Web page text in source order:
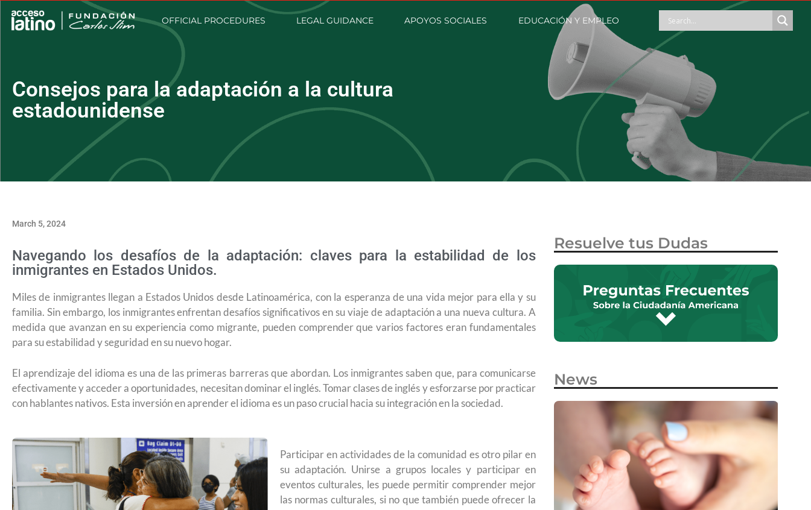
OFFICIAL PROCEDURES LEGAL GUIDANCE APOYOS SOCIALES EDUCACIÓN Y EMPLEO
Consejos para la adaptación a la cultura
estadounidense
March 5, 2024
Navegando los desafíos de la adaptación: claves para la estabilidad de los
inmigrantes en Estados Unidos.
Miles de inmigrantes llegan a Estados Unidos desde Latinoamérica, con la esperanza de una vida mejor para ella y su
familia. Sin embargo, los inmigrantes enfrentan desafíos significativos en su viaje de adaptación a una nueva cultura. A
medida que avanzan en su experiencia como migrante, pueden comprender que varios factores eran fundamentales
para su estabilidad y seguridad en su nuevo hogar.
El aprendizaje del idioma es una de las primeras barreras que abordan. Los inmigrantes saben que, para comunicarse
efectivamente y acceder a oportunidades, necesitan dominar el inglés. Tomar clases de inglés y esforzarse por practicar
con hablantes nativos. Esta inversión en aprender el idioma es un paso crucial hacia su integración en la sociedad.
Participar en actividades de la comunidad es otro pilar en
su adaptación. Unirse a grupos locales y participar en
eventos culturales, les puede permitir comprender mejor
las normas culturales, si no que también puede ofrecer la
Resuelve tus Dudas
News